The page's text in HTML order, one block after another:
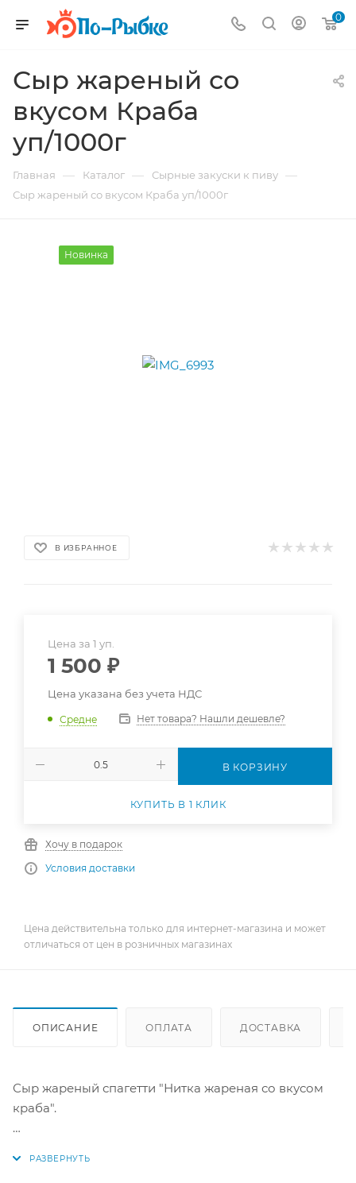
0
Сыр жареный со
вкусом Краба
уп/1000г
Главная — Каталог — Сырные закуски к пиву —
Сыр жареный со вкусом Краба уп/1000г
Новинка
В ИЗБРАННОЕ
Цена за 1 уп.
1 500 ₽
Цена указана без учета НДС
Средне Нет товара? Нашли дешевле?
В КОРЗИНУ
КУПИТЬ В 1 КЛИК
Хочу в подарок
Условия доставки
Цена действительна только для интернет-магазина и может
отличаться от цен в розничных магазинах
ОПИСАНИЕ ОПЛАТА ДОСТАВКА
Сыр жареный спагетти "Нитка жареная со вкусом
краба".